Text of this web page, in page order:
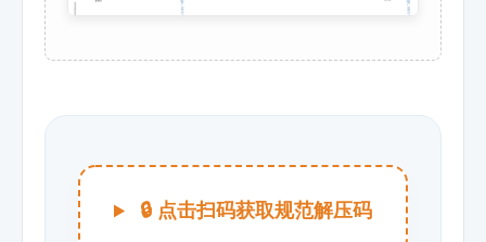
🔒 点击扫码获取规范解压码